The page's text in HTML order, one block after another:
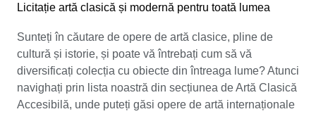
Licitație artă clasică și modernă pentru toată lumea
Sunteți în căutare de opere de artă clasice, pline de
cultură și istorie, și poate vă întrebați cum să vă
diversificați colecția cu obiecte din întreaga lume? Atunci
navighați prin lista noastră din secțiunea de Artă Clasică
Accesibilă, unde puteți găsi opere de artă internaționale